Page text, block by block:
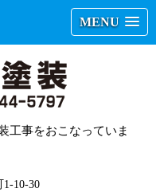
MENU
工事をおこなっていま
10-30